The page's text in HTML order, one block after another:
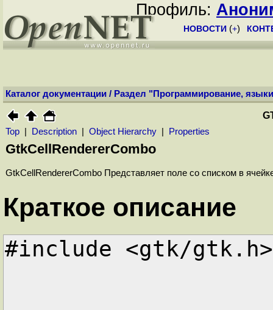
Профиль:
НОВОСТИ (+)
Каталог документации / Раздел "Программирование,
Top Description Object Hierarchy Properties
GtkCellRendererCombo
GtkCellRendererCombo Представляет поле со списком в
Краткое описание
#include <gtk/gtk.h>